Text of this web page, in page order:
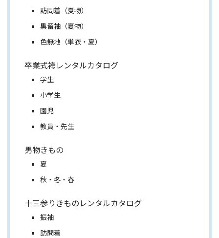
訪問着（夏物）
黒留袖（夏物）
色無地（単衣・夏）
卒業式袴レンタルカタログ
学生
小学生
園児
教員・先生
男物きもの
夏
秋・冬・春
十三参りきものレンタルカタログ
振袖
訪問着